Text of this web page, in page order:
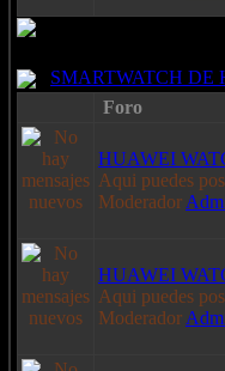
SMARTWATCH DE
Foro
HUAWEI
Aqui puedes
Moderador
HUAWEI
Aqui puedes
Moderador